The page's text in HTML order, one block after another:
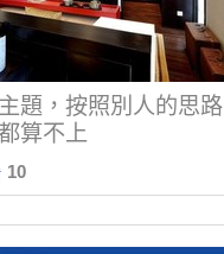
題，按照別人的思路
算不上
10